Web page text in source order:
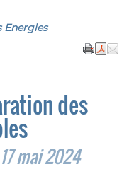
Energies
des
mai 2024